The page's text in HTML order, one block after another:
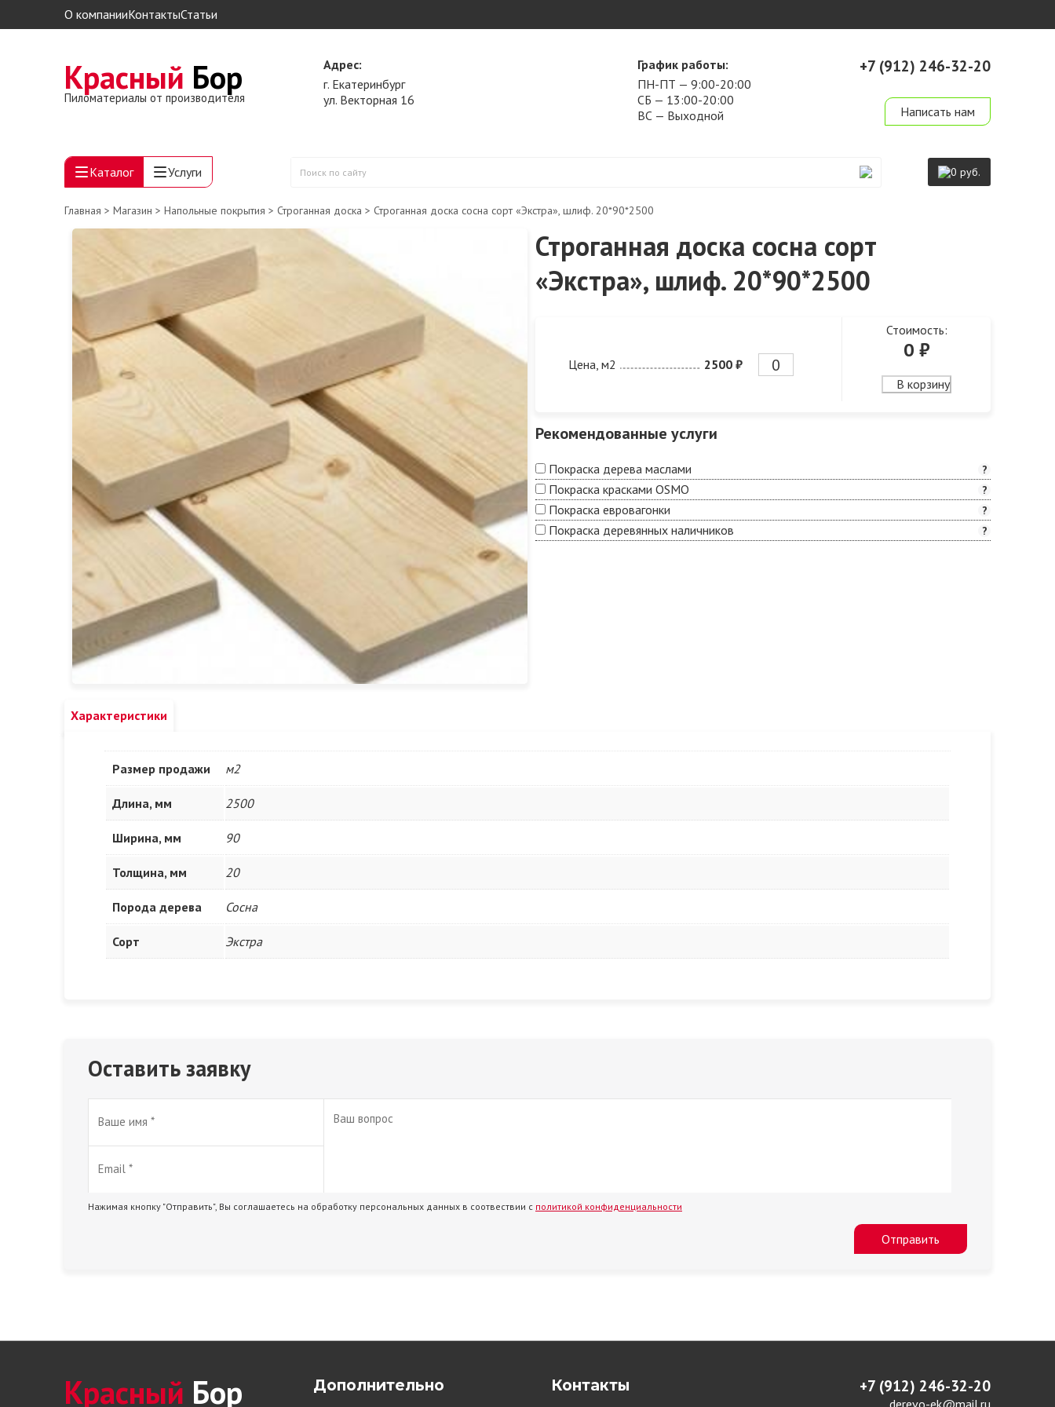
О компанииКонтактыСтатьи
Красный Бор
Пиломатериалы от производителя
Адрес:
г. Екатеринбург
ул. Векторная 16
График работы:
ПН-ПТ — 9:00-20:00
СБ — 13:00-20:00
ВС — Выходной
+7 (912) 246-32-20
Написать нам
Каталог Услуги
Поиск
сайту
0 руб.
Главная > Магазин > Напольные покрытия > Строганная доска > Строганная доска сосна сорт «Экстра», шлиф. 20*90*2500
Строганная доска сосна сорт
«Экстра», шлиф. 20*90*2500
Цена, м2 2500 ₽
Стоимость:
0 ₽
В корзину
Рекомендованные услуги
Покраска дерева маслами ?
Покраска красками OSMO ?
Покраска евровагонки ?
Покраска деревянных наличников ?
Характеристики
Размер продажи м2
Длина, мм 2500
Ширина, мм 90
Толщина, мм 20
Порода дерева Сосна
Сорт Экстра
Оставить заявку
Нажимая кнопку "Отправить", Вы соглашаетесь на обработку персональных данных в соотвествии с политикой конфиденциальности
Отправить
Красный Бор Дополнительно Контакты +7 (912) 246-32-20
derevo-ek@mail.ru